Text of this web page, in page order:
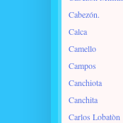
Cabezón.
Calca
Camello
Campos
Canchiota
Canchita
Carlos Lobatòn